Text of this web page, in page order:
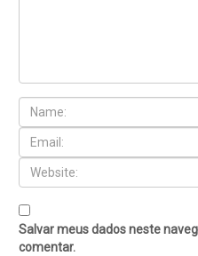
Salvar meus dados neste
comentar.